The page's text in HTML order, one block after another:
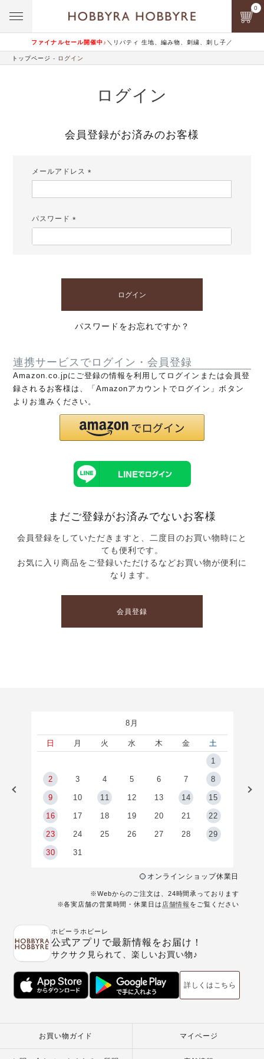
ファイナルセール開催中♪ ＼リバティ 生地、編み物、刺繍、刺し子／
0
トップページ ログイン
ログイン
会員登録がお済みのお客様
メールアドレス
パスワード
ログイン
パスワードをお忘れですか？
連携サービスでログイン・会員登録
Amazon.co.jpにご登録の情報を利用してログインまたは会員登
録されるお客様は、「Amazonアカウントでログイン」ボタン
よりお進みください。
まだご登録がお済みでないお客様
会員登録をしていただきますと、二度目のお買い物時にと
ても便利です。
お気に入り商品をご登録いただけるなどお買い物が便利に
なります。
会員登録
8月
日 月 火 水 木 金
土
1
2 3 4 5 6 7 8
9 10 11 12 13 14 15
16 17 18 19 20 21 22
23 24 25 26 27 28 29
30 31
オンラインショップ休業日
※Webからのご注文は、24時間承っております
※各実店舗の営業時間・休業日は 店舗情報 をご覧ください
ホビーラホビーレ
公式アプリで最新情報をお届け！
サクサク見られて、楽しいお買い物♪
詳しくはこちら
お買い物ガイド マイページ